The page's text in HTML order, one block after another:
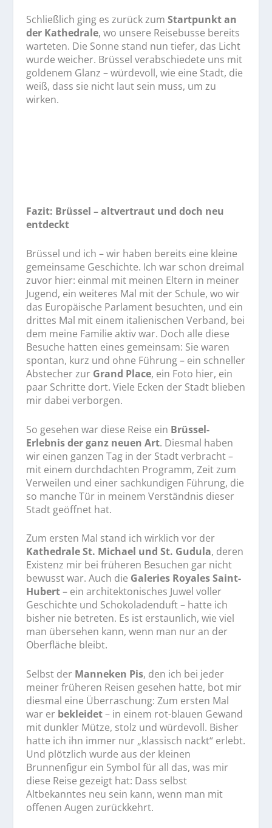
Schließlich ging es zurück zum Startpunkt an
der Kathedrale, wo unsere Reisebusse bereits
warteten. Die Sonne stand nun tiefer, das Licht
wurde weicher. Brüssel verabschiedete uns mit
goldenem Glanz – würdevoll, wie eine Stadt, die
weiß, dass sie nicht laut sein muss, um zu
wirken.
Fazit: Brüssel – altvertraut und doch neu
entdeckt
Brüssel und ich – wir haben bereits eine kleine
gemeinsame Geschichte. Ich war schon dreimal
zuvor hier: einmal mit meinen Eltern in meiner
Jugend, ein weiteres Mal mit der Schule, wo wir
das Europäische Parlament besuchten, und ein
drittes Mal mit einem italienischen Verband, bei
dem meine Familie aktiv war. Doch alle diese
Besuche hatten eines gemeinsam: Sie waren
spontan, kurz und ohne Führung – ein schneller
Abstecher zur Grand Place, ein Foto hier, ein
paar Schritte dort. Viele Ecken der Stadt blieben
mir dabei verborgen.
So gesehen war diese Reise ein Brüssel-
Erlebnis der ganz neuen Art. Diesmal haben
wir einen ganzen Tag in der Stadt verbracht –
mit einem durchdachten Programm, Zeit zum
Verweilen und einer sachkundigen Führung, die
so manche Tür in meinem Verständnis dieser
Stadt geöffnet hat.
Zum ersten Mal stand ich wirklich vor der
Kathedrale St. Michael und St. Gudula, deren
Existenz mir bei früheren Besuchen gar nicht
bewusst war. Auch die Galeries Royales Saint-
Hubert– ein architektonisches Juwel voller
Geschichte und Schokoladenduft – hatte ich
bisher nie betreten. Es ist erstaunlich, wie viel
man übersehen kann, wenn man nur an der
Oberfläche bleibt.
Selbst der Manneken Pis, den ich bei jeder
meiner früheren Reisen gesehen hatte, bot mir
diesmal eine Überraschung: Zum ersten Mal
war er bekleidet– in einem rot-blauen Gewand
mit dunkler Mütze, stolz und würdevoll. Bisher
hatte ich ihn immer nur „klassisch nackt“ erlebt.
Und plötzlich wurde aus der kleinen
Brunnenfigur ein Symbol für all das, was mir
diese Reise gezeigt hat: Dass selbst
Altbekanntes neu sein kann, wenn man mit
offenen Augen zurückkehrt.